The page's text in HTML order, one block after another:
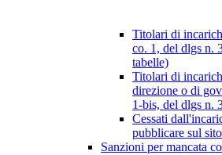
Titolari di
co. 1, del dlgs n.
tabelle)
Titolari di
direzione o di
1-bis, del dlgs n.
Cessati
pubblicare sul
Sanzioni per mancata